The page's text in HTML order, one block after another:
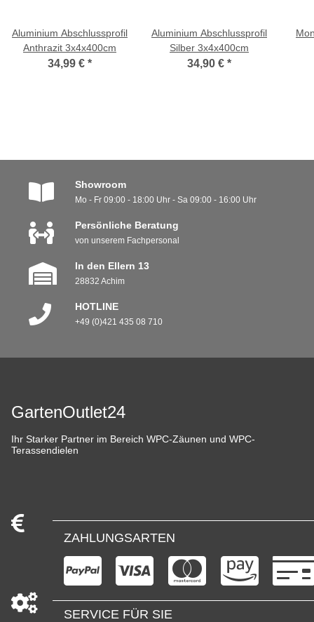
Aluminium Abschlussprofil
Anthrazit 3x4x400cm
34,99 € *
Aluminium Abschlussprofil
Silber 3x4x400cm
34,90 € *
Showroom
Mo - Fr 09:00 - 18:00 Uhr - Sa 09:00 - 16:00 Uhr
Persönliche Beratung
von unserem Fachpersonal
In den Ellern 13
28832 Achim
HOTLINE
+49 (0)421 435 08 710
GartenOutlet24
Ihr Starker Partner im Bereich WPC-Zäunen und WPC-
Terassendielen
ZAHLUNGSARTEN
SERVICE FÜR SIE